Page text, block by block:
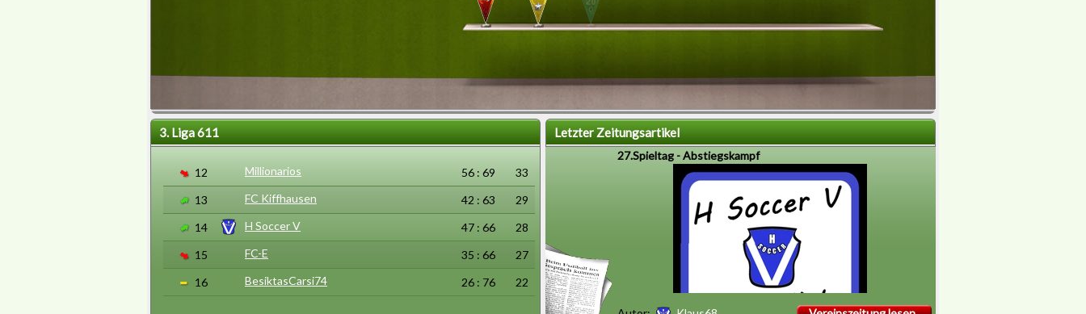
3. Liga 611
12 Millionarios 56 : 69
33
13
FC Kiffhausen 42 : 63
29
14
H Soccer V 47 : 66
28
15
FC-E 35 : 66
27
16
BesiktasCarsi74 26 : 76 22
Letzter Zeitungsartikel
27.Spieltag - Abstiegskampf